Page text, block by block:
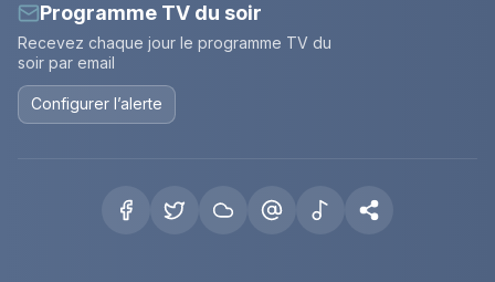
Programme TV du soir
Recevez chaque jour le programme TV du
soir par email
Configurer l’alerte